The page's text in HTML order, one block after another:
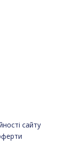
сайту